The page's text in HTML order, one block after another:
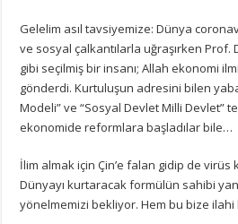
Gelelim asıl tavsiyemize: Dünya
ve sosyal çalkantılarla uğraşırken Prof.
gibi seçilmiş bir insanı; Allah ekonomi
gönderdi. Kurtuluşun adresini bilen
Modeli” ve “Sosyal Devlet Milli Devlet”
ekonomide reformlara başladılar bile…
İlim almak için Çin’e falan gidip de virüs
Dünyayı kurtaracak formülün sahibi yanı
yönelmemizi bekliyor. Hem bu bize